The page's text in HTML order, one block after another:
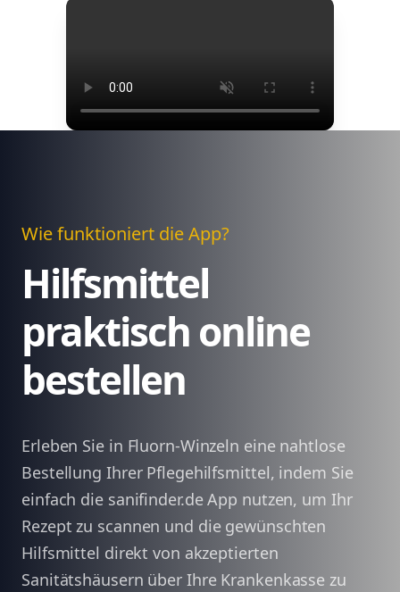
Wie funktioniert die App?
Hilfsmittel
praktisch online
bestellen
Erleben Sie in Fluorn-Winzeln eine nahtlose
Bestellung Ihrer Pflegehilfsmittel, indem Sie
einfach die sanifinder.de App nutzen, um Ihr
Rezept zu scannen und die gewünschten
Hilfsmittel direkt von akzeptierten
Sanitätshäusern über Ihre Krankenkasse zu